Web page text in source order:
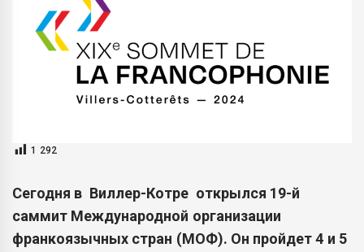
1 292
Сегодня в Виллер-Котре открылся 19-й
саммит Международной организации
франкоязычных стран (МОФ). Он пройдет 4 и 5